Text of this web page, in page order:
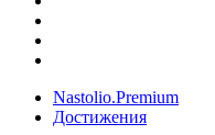
Nastolio.Premium
Достижения